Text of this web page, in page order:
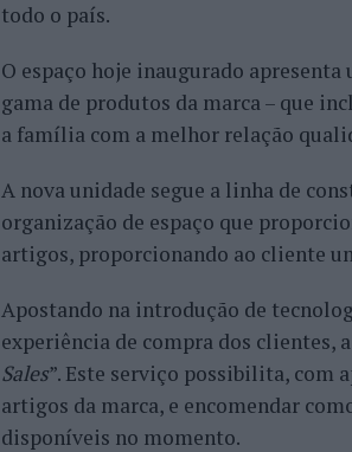
todo o país.
O espaço hoje inaugurado
gama de produtos da marca – que
a família com a melhor relação
A nova unidade segue a linha de
organização de espaço que
artigos, proporcionando ao cliente
Apostando na introdução de
experiência de compra dos clientes,
Sales”. Este serviço possibilita, com
artigos da marca, e encomendar
disponíveis no momento.